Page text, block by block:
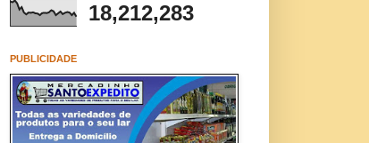
18,212,283
PUBLICIDADE